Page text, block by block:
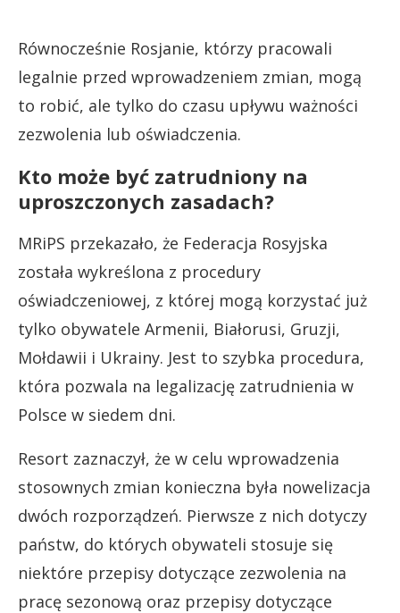
Równocześnie Rosjanie, którzy pracowali
legalnie przed wprowadzeniem zmian, mogą
to robić, ale tylko do czasu upływu ważności
zezwolenia lub oświadczenia.
Kto może być zatrudniony na
uproszczonych zasadach?
MRiPS przekazało, że Federacja Rosyjska
została wykreślona z procedury
oświadczeniowej, z której mogą korzystać już
tylko obywatele Armenii, Białorusi, Gruzji,
Mołdawii i Ukrainy. Jest to szybka procedura,
która pozwala na legalizację zatrudnienia w
Polsce w siedem dni.
Resort zaznaczył, że w celu wprowadzenia
stosownych zmian konieczna była nowelizacja
dwóch rozporządzeń. Pierwsze z nich dotyczy
państw, do których obywateli stosuje się
niektóre przepisy dotyczące zezwolenia na
pracę sezonową oraz przepisy dotyczące